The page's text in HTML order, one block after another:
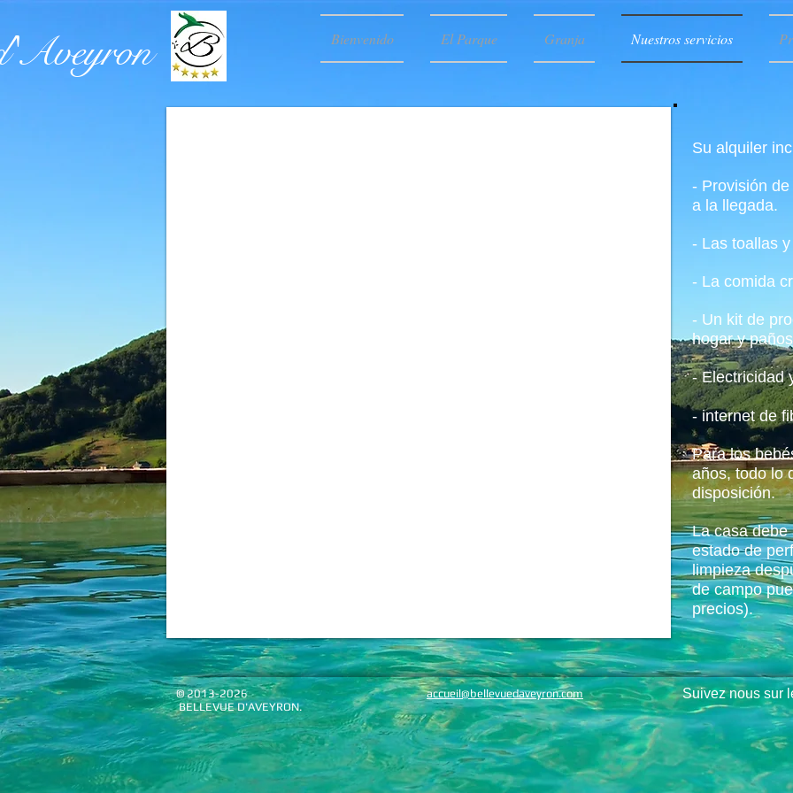
Bienvenido El Parque Granja Nuestros servicios
Su alquiler
- Provisión
a la llegada.
- Las toallas
- La comida
- Un kit de
hogar y
- Electricidad
- internet de
Para los
años, todo lo
disposición.
La casa debe
estado de
limpieza
de campo
precios).
© 2013-2026
BELLEVUE D'AVEYRON.
accueil@bellevuedaveyron.com Suivez nous sur